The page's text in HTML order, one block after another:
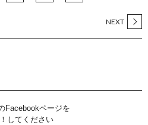
NEXT
Facebookページを
してください